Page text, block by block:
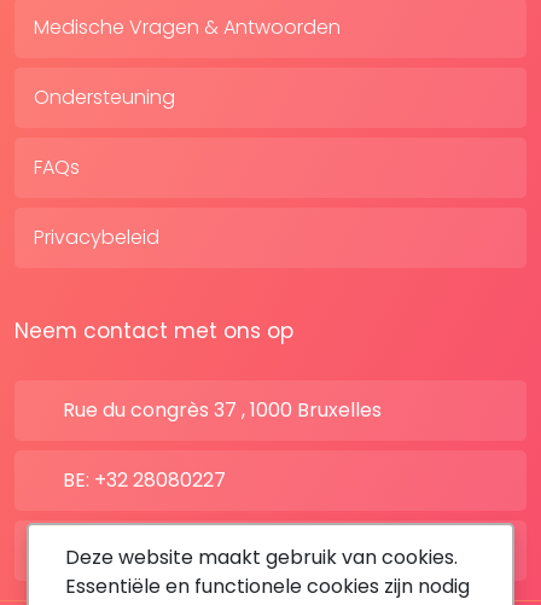
Medische Vragen & Antwoorden
Ondersteuning
FAQs
Privacybeleid
Neem contact met ons op
Rue du congrès 37 , 1000 Bruxelles
BE: +32 28080227
FR: +33 183642895
Deze website maakt gebruik van cookies.
Essentiële en functionele cookies zijn nodig